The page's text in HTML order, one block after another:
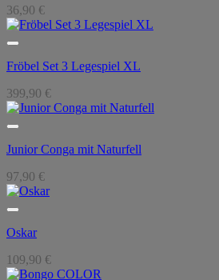
36,90 €
Fröbel Set 3 Legespiel XL
399,90 €
Junior Conga mit Naturfell
97,90 €
Oskar
109,90 €